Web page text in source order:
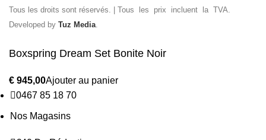
Tous les droits sont réservés. | Tous les prix incluent la TVA.
Developed by Tuz Media
Boxspring Dream Set Bonite Noir
Ajouter au panier
0467 85 18 70
Nos Magasins